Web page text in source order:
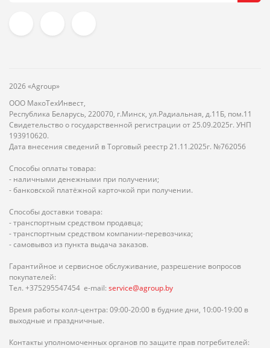
2026 «Agroup»
ООО МакоТехИнвест,
Республика Беларусь, 220070, г.Минск, ул.Радиальная, д.11Б, пом.11
Свидетельство о государственной регистрации от 25.09.2025г. УНП
193910620.
Дата внесения сведений в Торговый реестр 21.11.2025г. №762056
Способы оплаты товара:
- наличными денежными при получении;
- банковской платёжной карточкой при получении.
Способы доставки товара:
- транспортным средством продавца;
- транспортным средством компании-перевозчика;
- самовывоз из пункта выдача заказов.
Гарантийное и сервисное обслуживание, разрешение вопросов
покупателей:
Тел. +375295547454 e-mail: service@agroup.by
Время работы колл-центра: 09:00-20:00 в будние дни, 10:00-19:00 в
выходные и праздничные.
Контакты уполномоченных органов по защите прав потребителей: